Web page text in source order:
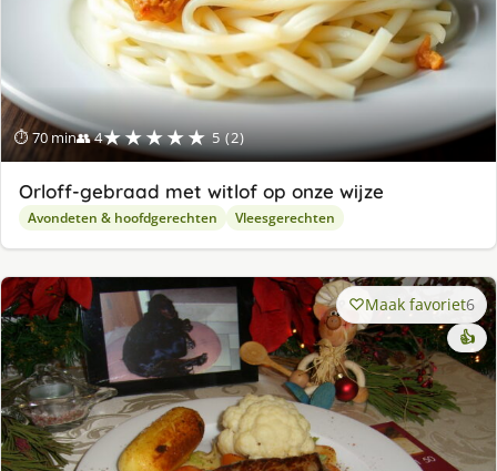
⏱ 70 min👥 4★★★★★ 5 (2)
Orloff-gebraad met witlof op onze wijze
Avondeten & hoofdgerechten Vleesgerechten
Maak favoriet6
👍